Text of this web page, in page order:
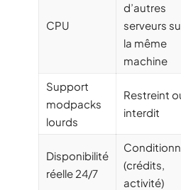
CPU
d’autres
serveurs
la même
machine
Support
modpacks
lourds
Restreint
interdit
Disponibilité
réelle 24/7
(crédits,
activité)